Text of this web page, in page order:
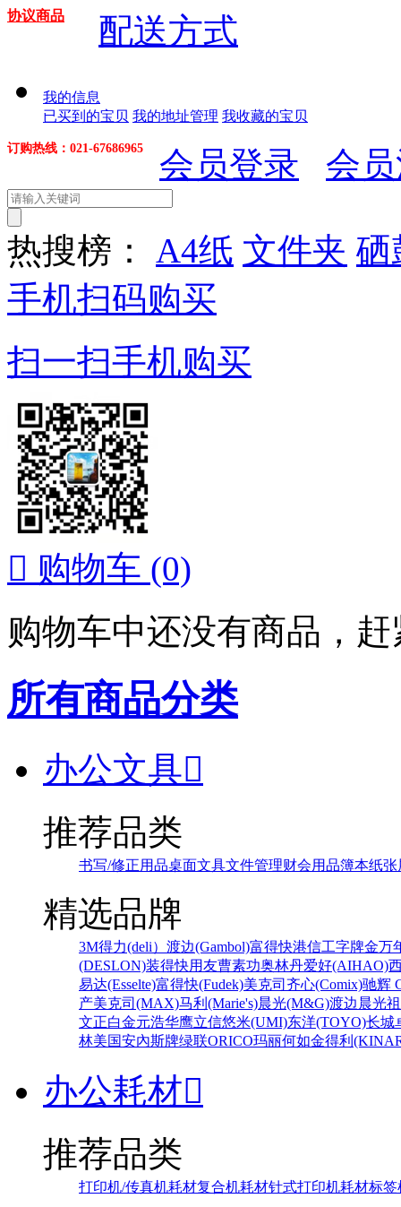
协议商品 配送方式
我的信息
已买到的宝贝 我的地址管理 我收藏的宝贝
订购热线：021-67686965 会员登录 会
热搜榜： A4纸 文件夹 硒
手机扫码购买
扫一扫手机购买
 购物车 (0)
购物车中还没有商品，
所有商品分类
办公文具
推荐品类
书写/修正用品桌面文具文件管理财会用品簿本纸张
精选品牌
3M得力(deli） 渡边(Gambol)富得快港信工字牌金万
(DESLON)装得快用友曹素功奥林丹爱好(AIHAO)
易达(Esselte)富得快(Fudek)美克司 齐心(Comix)驰辉
产美克司(MAX)马利(Marie's)晨光(M&G)渡边 晨光
文正白金元浩华鹰立信悠米(UMI)东洋(TOYO)长城
林美国安內斯牌绿联ORICO玛丽何如金得利
办公耗材
推荐品类
打印机/传真机耗材复合机耗材针式打印机耗材标签